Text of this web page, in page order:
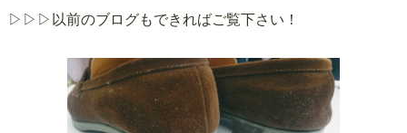
▷▷▷以前のブログもできればご覧下さい！